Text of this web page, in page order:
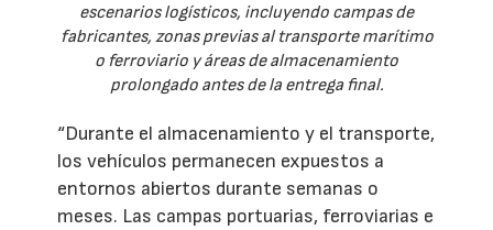
escenarios logísticos, incluyendo campas de
fabricantes, zonas previas al transporte marítimo
o ferroviario y áreas de almacenamiento
prolongado antes de la entrega final.
“Durante el almacenamiento y el transporte,
los vehículos permanecen expuestos a
entornos abiertos durante semanas o
meses. Las campas portuarias, ferroviarias e